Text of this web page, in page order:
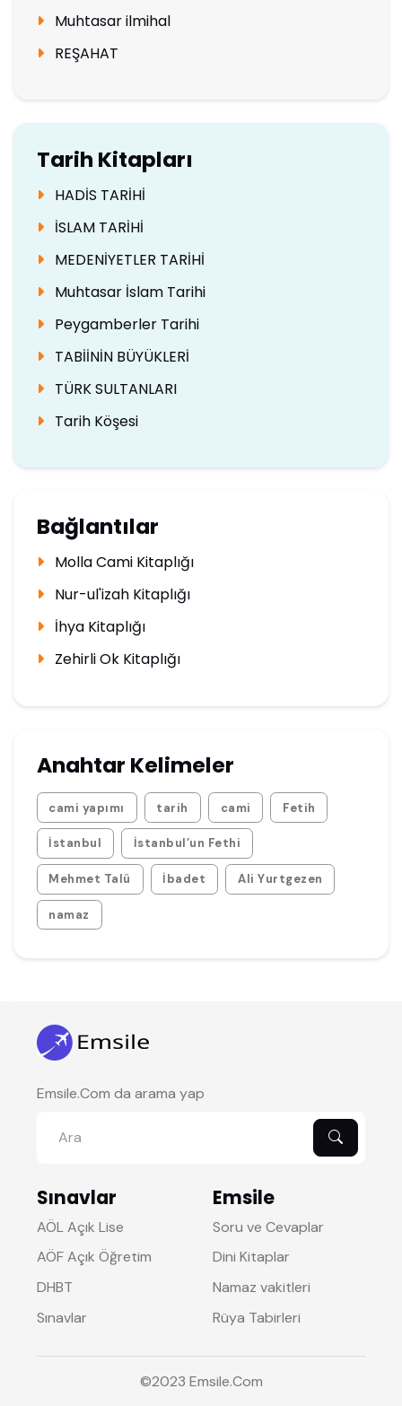
Muhtasar ilmihal
REŞAHAT
Tarih Kitapları
HADİS TARİHİ
İSLAM TARİHİ
MEDENİYETLER TARİHİ
Muhtasar İslam Tarihi
Peygamberler Tarihi
TABİİNİN BÜYÜKLERİ
TÜRK SULTANLARI
Tarih Köşesi
Bağlantılar
Molla Cami Kitaplığı
Nur-ul'izah Kitaplığı
İhya Kitaplığı
Zehirli Ok Kitaplığı
Anahtar Kelimeler
cami yapımı tarih cami Fetih
İstanbul İstanbul’un Fethi
Mehmet Talü İbadet Ali Yurtgezen
namaz
Emsile.Com da arama yap
Sınavlar
AÖL Açık Lise
AÖF Açık Öğretim
DHBT
Sınavlar
Emsile
Soru ve Cevaplar
Dini Kitaplar
Namaz vakitleri
Rüya Tabirleri
©2023 Emsile.Com